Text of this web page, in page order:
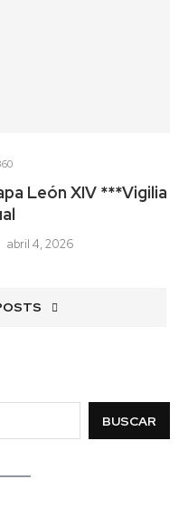
León XIV ***Vigilia
abril 4, 2026
BUSCAR